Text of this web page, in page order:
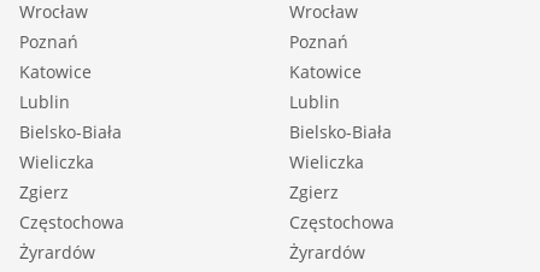
Wrocław
Poznań
Katowice
Lublin
Bielsko-Biała
Wieliczka
Zgierz
Częstochowa
Żyrardów
Wrocław
Poznań
Katowice
Lublin
Bielsko-Biała
Wieliczka
Zgierz
Częstochowa
Żyrardów